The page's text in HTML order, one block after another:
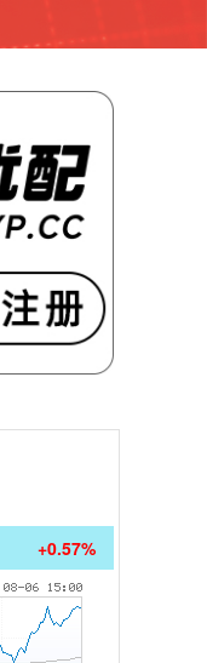
+0.57%